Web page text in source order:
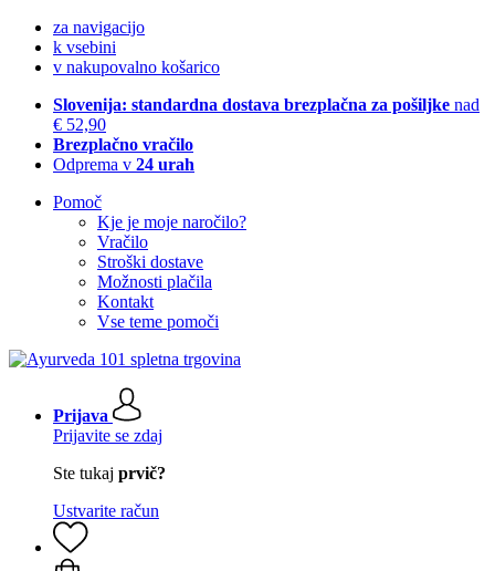
za navigacijo
k vsebini
v nakupovalno košarico
Slovenija: standardna dostava brezplačna za pošiljke nad
€ 52,90
Brezplačno vračilo
Odprema v 24 urah
Pomoč
Kje je moje naročilo?
Vračilo
Stroški dostave
Možnosti plačila
Kontakt
Vse teme pomoči
Prijava
Prijavite se zdaj
Ste tukaj prvič?
Ustvarite račun